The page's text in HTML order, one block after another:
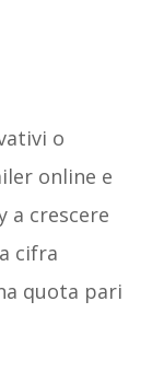
o
online e
a crescere
cifra
quota pari